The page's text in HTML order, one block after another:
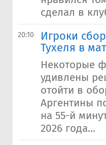
сделал в
20:10
Игроки
Тухеля в
Некоторые
удивлены
отойти в
Аргентины
на 55-й
2026 года...